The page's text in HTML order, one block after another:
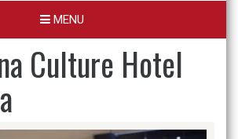
MENU
Culture Hotel